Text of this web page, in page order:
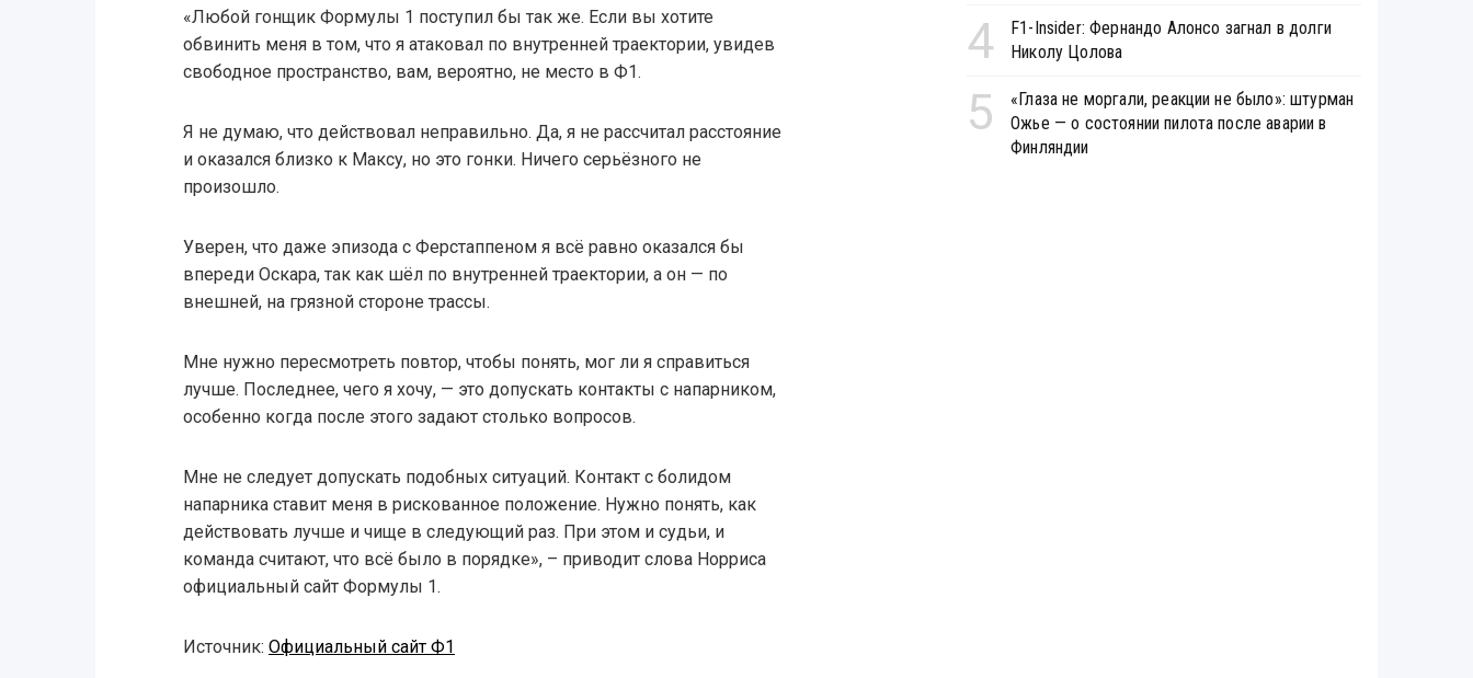
«Любой гонщик Формулы 1 поступил бы так же. Если вы хотите
обвинить меня в том, что я атаковал по внутренней траектории, увидев
свободное пространство, вам, вероятно, не место в Ф1.
Я не думаю, что действовал неправильно. Да, я не рассчитал расстояние
и оказался близко к Максу, но это гонки. Ничего серьёзного не
произошло.
Уверен, что даже эпизода с Ферстаппеном я всё равно оказался бы
впереди Оскара, так как шёл по внутренней траектории, а он — по
внешней, на грязной стороне трассы.
Мне нужно пересмотреть повтор, чтобы понять, мог ли я справиться
лучше. Последнее, чего я хочу, — это допускать контакты с напарником,
особенно когда после этого задают столько вопросов.
Мне не следует допускать подобных ситуаций. Контакт с болидом
напарника ставит меня в рискованное положение. Нужно понять, как
действовать лучше и чище в следующий раз. При этом и судьи, и
команда считают, что всё было в порядке», – приводит слова Норриса
официальный сайт Формулы 1.
Источник: Официальный сайт Ф1
4
F1-Insider: Фернандо Алонсо загнал в долги
Николу Цолова
5
«Глаза не моргали, реакции не было»: штурман
Ожье — о состоянии пилота после аварии в
Финляндии